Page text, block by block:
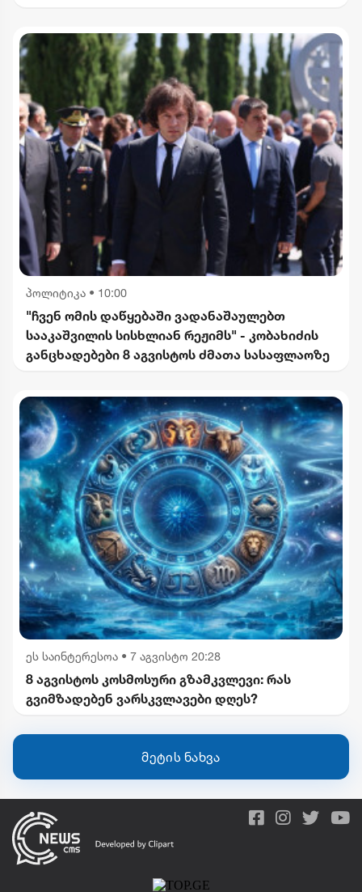
განცხადებებს შერიგების აუცილებლობაზე" -
რუსეთის საგარეო უწყება
პოლიტიკა • 10:00
"ჩვენ ომის დაწყებაში ვადანაშაულებთ
სააკაშვილის სისხლიან რეჟიმს" - კობახიძის
განცხადებები 8 აგვისტოს ძმათა სასაფლაოზე
ეს საინტერესოა • 7 აგვისტო 20:28
8 აგვისტოს კოსმოსური გზამკვლევი: რას
გვიმზადებენ ვარსკვლავები დღეს?
მეტის ნახვა